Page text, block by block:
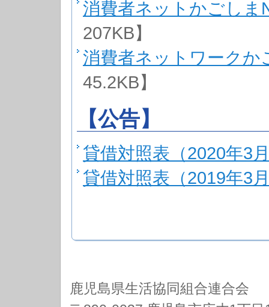
消費者ネットかごし
207KB】
消費者ネットワークか
45.2KB】
【公告】
貸借対照表（2020年3
貸借対照表（2019年3
鹿児島県生活協同組合連合会